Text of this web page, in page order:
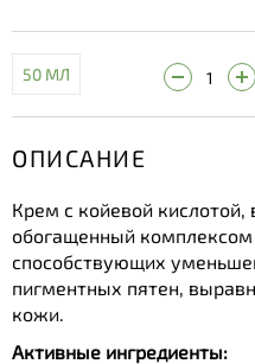
50 МЛ
ОПИСАНИЕ
Крем с койевой
обогащенный комплексом
способствующих
пигментных пятен,
кожи.
Активные ингредиенты: